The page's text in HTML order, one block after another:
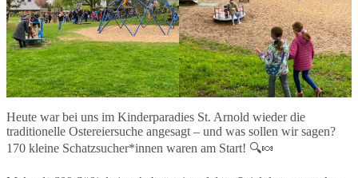
Heute war bei uns im Kinderparadies St. Arnold wieder die
traditionelle Ostereiersuche angesagt – und was sollen wir sagen?
170 kleine Schatzsucher*innen waren am Start! 🔍🍬